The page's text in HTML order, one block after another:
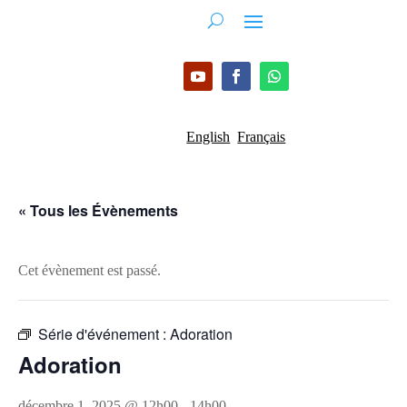
English Français
« Tous les Évènements
Cet évènement est passé.
Série d'événement : Adoration
Adoration